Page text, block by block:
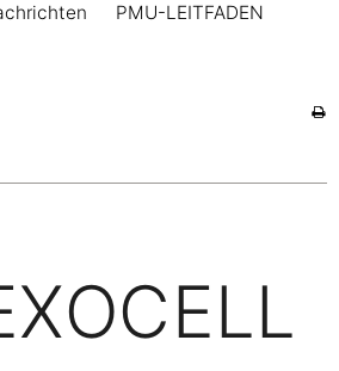
PMU-LEITFADEN